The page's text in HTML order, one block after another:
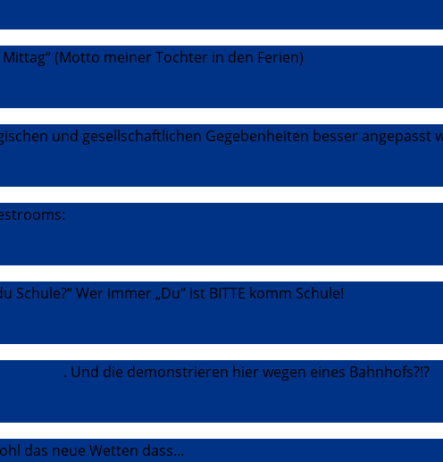
(Motto meiner Tochter in den Ferien)
und gesellschaftlichen Gegebenheiten besser angepasst
Schule?“ Wer immer „Du“ ist BITTE komm Schule!
. Und die demonstrieren hier wegen eines Bahnhofs?!?
das neue Wetten dass…